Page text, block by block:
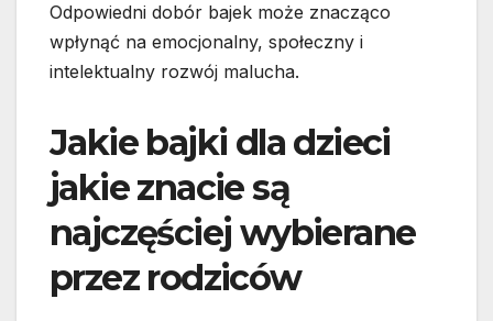
Odpowiedni dobór bajek może znacząco
wpłynąć na emocjonalny, społeczny i
intelektualny rozwój malucha.
Jakie bajki dla dzieci
jakie znacie są
najczęściej wybierane
przez rodziców